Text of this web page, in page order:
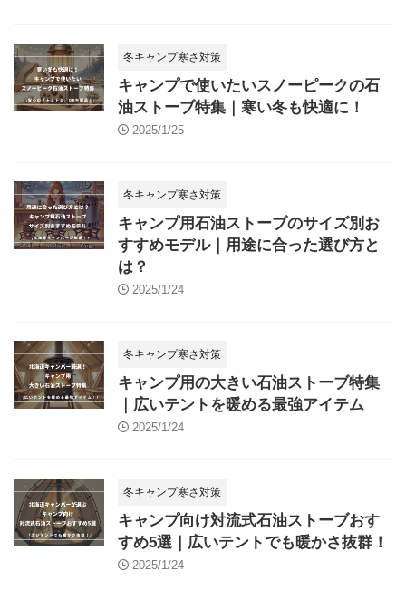
冬キャンプ寒さ対策
キャンプで使いたいスノーピークの石
油ストーブ特集｜寒い冬も快適に！
2025/1/25
冬キャンプ寒さ対策
キャンプ用石油ストーブのサイズ別お
すすめモデル｜用途に合った選び方と
は？
2025/1/24
冬キャンプ寒さ対策
キャンプ用の大きい石油ストーブ特集
｜広いテントを暖める最強アイテム
2025/1/24
冬キャンプ寒さ対策
キャンプ向け対流式石油ストーブおす
すめ5選｜広いテントでも暖かさ抜群！
2025/1/24